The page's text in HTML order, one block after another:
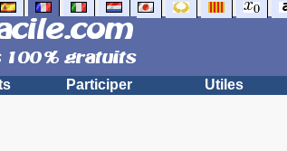
Participer Utiles